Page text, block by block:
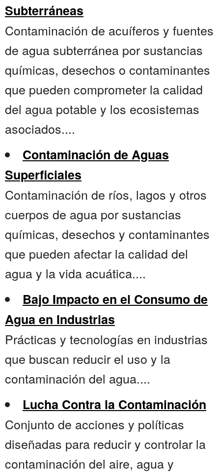
Subterráneas
Contaminación de acuíferos y fuentes
de agua subterránea por sustancias
químicas, desechos o contaminantes
que pueden comprometer la calidad
del agua potable y los ecosistemas
asociados....
Contaminación de Aguas
Superficiales
Contaminación de ríos, lagos y otros
cuerpos de agua por sustancias
químicas, desechos y contaminantes
que pueden afectar la calidad del
agua y la vida acuática....
Bajo Impacto en el Consumo de
Agua en Industrias
Prácticas y tecnologías en industrias
que buscan reducir el uso y la
contaminación del agua....
Lucha Contra la Contaminación
Conjunto de acciones y políticas
diseñadas para reducir y controlar la
contaminación del aire, agua y